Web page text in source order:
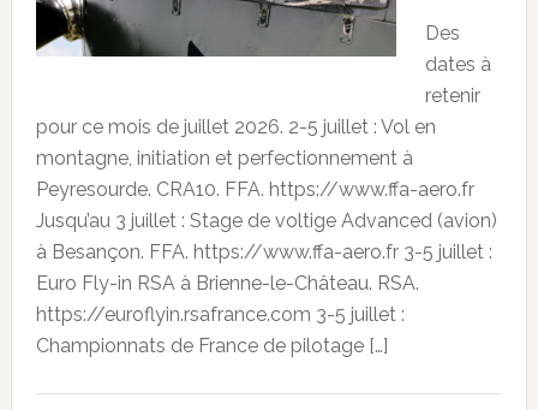
Des
dates à
retenir
pour ce mois de juillet 2026. 2-5 juillet : Vol en
montagne, initiation et perfectionnement à
Peyresourde. CRA10. FFA. https://www.ffa-aero.fr
Jusqu’au 3 juillet : Stage de voltige Advanced (avion)
à Besançon. FFA. https://www.ffa-aero.fr 3-5 juillet :
Euro Fly-in RSA à Brienne-le-Château. RSA.
https://euroflyin.rsafrance.com 3-5 juillet :
Championnats de France de pilotage […]